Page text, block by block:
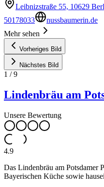
Leibnizstraße 55, 10629
50178033
nussbaumerin.de
Mehr sehen
Vorheriges Bild
Nächstes Bild
1 /9
Lindenbräu am
Unsere Bewertung
4.9
Das Lindenbräu am Potsdamer
Bayerischen Küche sowie